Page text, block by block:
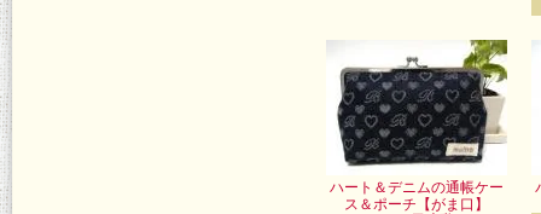
ハート＆デニムの通帳ケー
ス＆ポーチ【がま口】